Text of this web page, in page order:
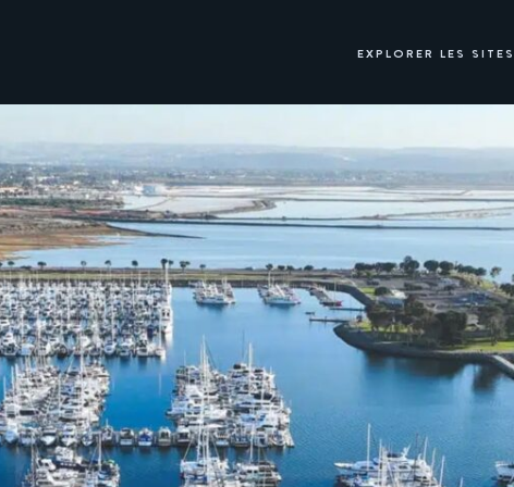
EXPLORER LES SITES